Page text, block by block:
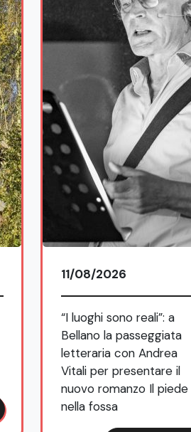
11/08/2026
“I luoghi sono reali”: a
Bellano la passeggiata
letteraria con Andrea
Vitali per presentare il
nuovo romanzo Il piede
nella fossa